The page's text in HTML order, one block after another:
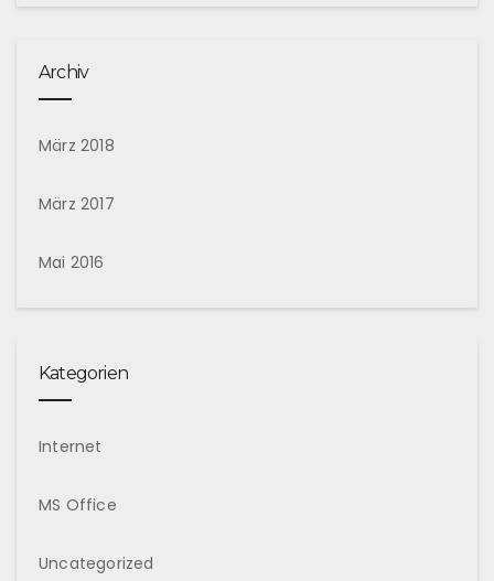
Archiv
März 2018
März 2017
Mai 2016
Kategorien
Internet
MS Office
Uncategorized